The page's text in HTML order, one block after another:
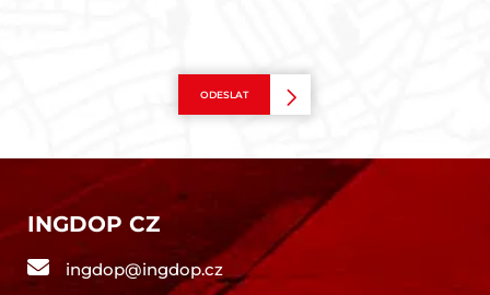
ODESLAT
INGDOP CZ
ingdop@ingdop.cz